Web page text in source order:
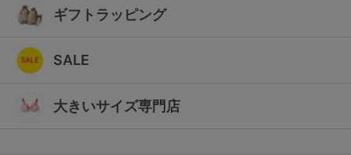
ギフトラッピング
SALE
大きいサイズ専門店